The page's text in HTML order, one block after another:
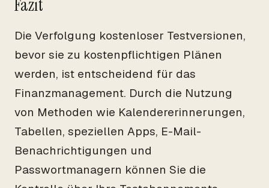
Fazit
Die Verfolgung kostenloser Testversionen,
bevor sie zu kostenpflichtigen Plänen
werden, ist entscheidend für das
Finanzmanagement. Durch die Nutzung
von Methoden wie Kalendererinnerungen,
Tabellen, speziellen Apps, E-Mail-
Benachrichtigungen und
Passwortmanagern können Sie die